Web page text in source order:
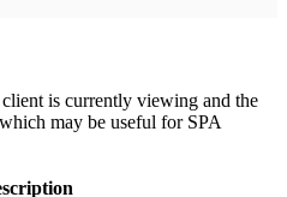
is currently viewing and the
may be useful for SPA